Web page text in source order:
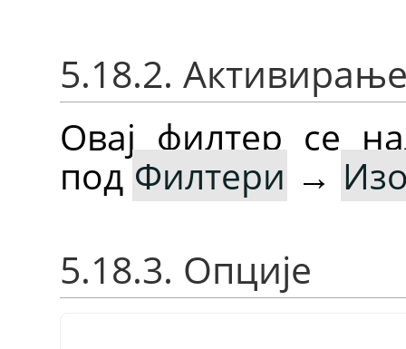
5.18.2.
Овај филтер се
под Филтери →
5.18.3. Опције